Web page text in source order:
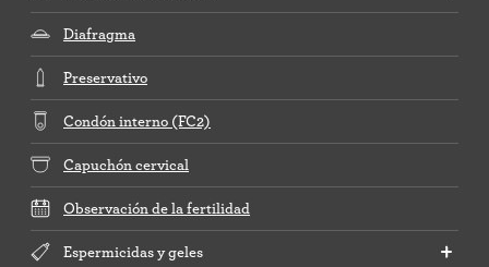
Diafragma
Preservativo
Condón interno (FC2)
Capuchón cervical
Observación de la fertilidad
Espermicidas y geles